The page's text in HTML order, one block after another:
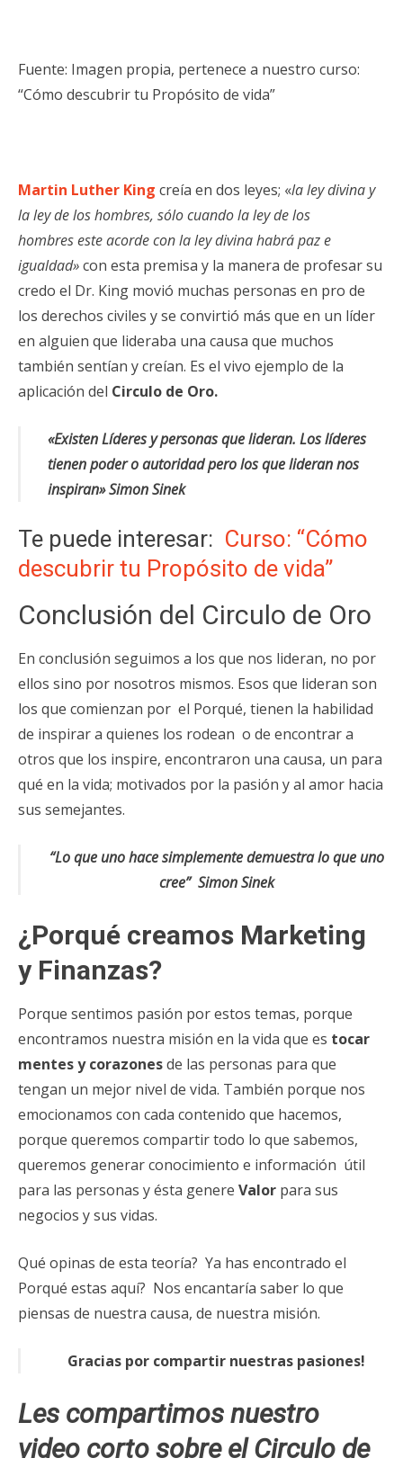
Fuente: Imagen propia, pertenece a nuestro curso:
“Cómo descubrir tu Propósito de vida”
Martin Luther King creía en dos leyes; «la ley divina y
la ley de los hombres, sólo cuando la ley de los
hombres este acorde con la ley divina habrá paz e
igualdad»con esta premisa y la manera de profesar su
credo el Dr. King movió muchas personas en pro de
los derechos civiles y se convirtió más que en un líder
en alguien que lideraba una causa que muchos
también sentían y creían. Es el vivo ejemplo de la
aplicación del Circulo de Oro.
«Existen Líderes y personas que lideran. Los líderes
tienen poder o autoridad pero los que lideran nos
inspiran» Simon Sinek
Te puede interesar: Curso: “Cómo
descubrir tu Propósito de vida”
Conclusión del Circulo de Oro
En conclusión seguimos a los que nos lideran, no por
ellos sino por nosotros mismos. Esos que lideran son
los que comienzan por el Porqué, tienen la habilidad
de inspirar a quienes los rodean o de encontrar a
otros que los inspire, encontraron una causa, un para
qué en la vida; motivados por la pasión y al amor hacia
sus semejantes.
“Lo que uno hace simplemente demuestra lo que uno
cree” Simon Sinek
¿Porqué creamos Marketing
y Finanzas?
Porque sentimos pasión por estos temas, porque
encontramos nuestra misión en la vida que es tocar
mentes y corazonesde las personas para que
tengan un mejor nivel de vida. También porque nos
emocionamos con cada contenido que hacemos,
porque queremos compartir todo lo que sabemos,
queremos generar conocimiento e información útil
para las personas y ésta genere Valor para sus
negocios y sus vidas.
Qué opinas de esta teoría? Ya has encontrado el
Porqué estas aquí? Nos encantaría saber lo que
piensas de nuestra causa, de nuestra misión.
Gracias por compartir nuestras pasiones!
Les compartimos nuestro
video corto sobre el Circulo de